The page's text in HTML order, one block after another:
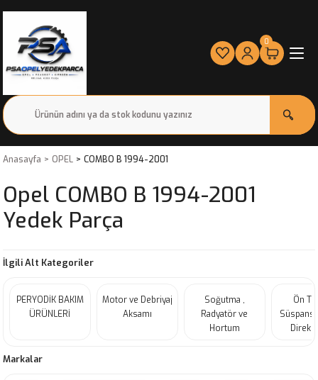
0
Anasayfa OPEL COMBO B 1994-2001
Opel COMBO B 1994-2001
Yedek Parça
İlgili Alt Kategoriler
PERYODİK BAKIM
ÜRÜNLERİ
Motor ve Debriyaj
Aksamı
Soğutma ,
Radyatör ve
Hortum
Ön
Markalar